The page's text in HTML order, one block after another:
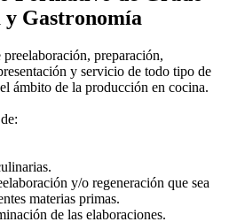
Gastronomía
preparación,
y servicio de todo tipo de
ámbito de la producción en cocina.
y/o regeneración que sea
materias primas.
de las elaboraciones.